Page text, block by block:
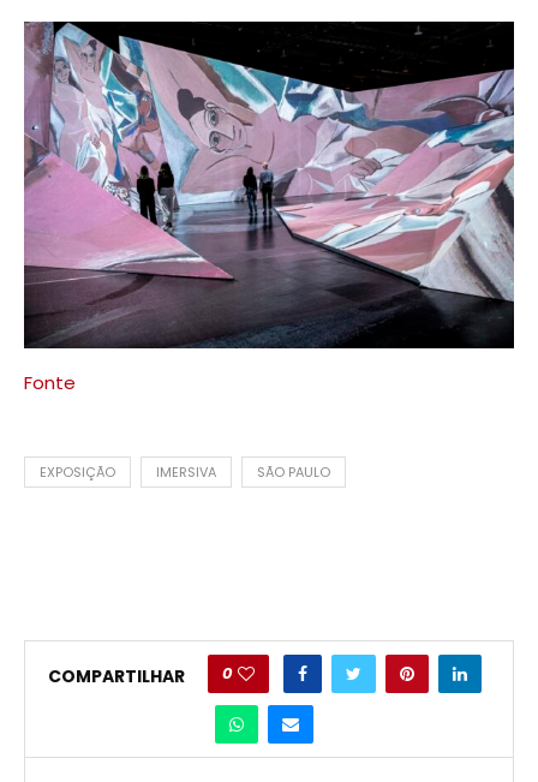
Fonte
EXPOSIÇÃO IMERSIVA SÃO PAULO
COMPARTILHAR 0